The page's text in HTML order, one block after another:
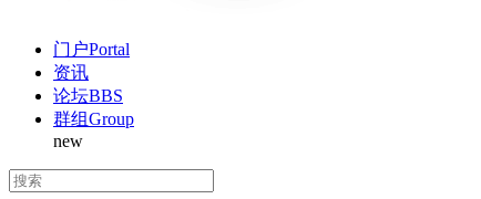
门户Portal
资讯
论坛BBS
群组Group
new